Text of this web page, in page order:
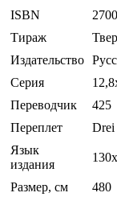
ISBN
Тираж
Издательство
Серия
Переводчик
425
Переплет
Drei
Язык
издания
Размер, см
480